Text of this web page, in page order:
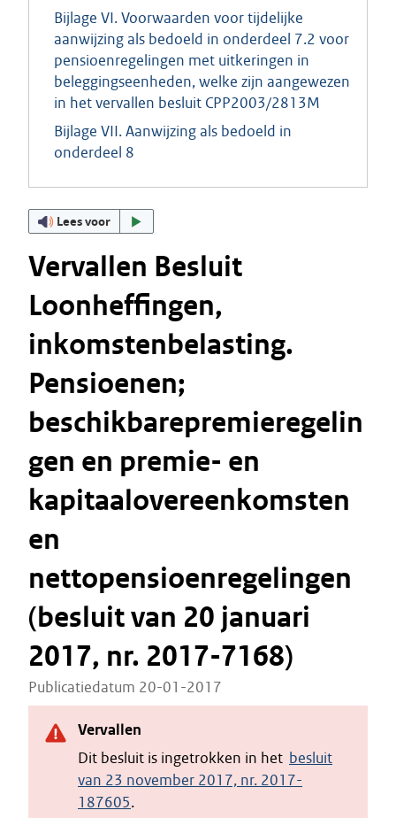
Bijlage VI. Voorwaarden voor tijdelijke
aanwijzing als bedoeld in onderdeel 7.2 voor
pensioenregelingen met uitkeringen in
beleggingseenheden, welke zijn aangewezen
in het vervallen besluit CPP2003/2813M
Bijlage VII. Aanwijzing als bedoeld in
onderdeel 8
Lees voor
Vervallen Besluit
Loonheffingen,
inkomstenbelasting.
Pensioenen;
beschikbarepremieregelin
gen en premie- en
kapitaalovereenkomsten
en
nettopensioenregelingen
(besluit van 20 januari
2017, nr. 2017-7168)
Publicatiedatum 20-01-2017
Vervallen
Dit besluit is ingetrokken in het besluit
van 23 november 2017, nr. 2017-
187605.